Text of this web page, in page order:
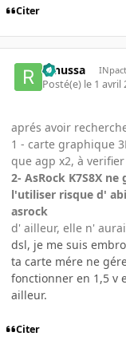
Citer
renussa
Posté(e) le 1 avril
aprés avoir
1 - carte graphique
que agp x2, à verifier
2- AsRock K7S8X
l'utiliser risque d'
asrock
d' ailleur, elle n'
dsl, je me suis
ta carte mére ne
fonctionner en 1,5 v
ailleur.
Citer